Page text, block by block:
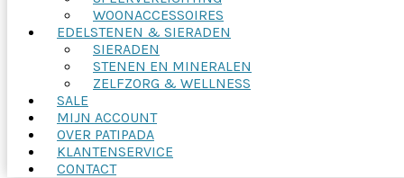
WOONACCESSOIRES
EDELSTENEN & SIERADEN
SIERADEN
STENEN EN MINERALEN
ZELFZORG & WELLNESS
SALE
MIJN ACCOUNT
OVER PATIPADA
KLANTENSERVICE
CONTACT